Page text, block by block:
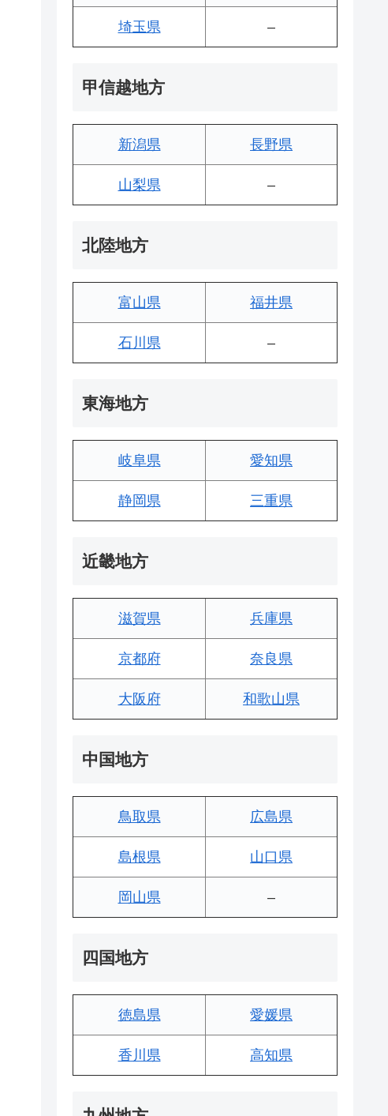
埼玉県 –
甲信越地方
新潟県 長野県
山梨県 –
北陸地方
富山県 福井県
石川県 –
東海地方
岐阜県 愛知県
静岡県 三重県
近畿地方
滋賀県 兵庫県
京都府 奈良県
大阪府 和歌山県
中国地方
鳥取県 広島県
島根県 山口県
岡山県 –
四国地方
徳島県 愛媛県
香川県 高知県